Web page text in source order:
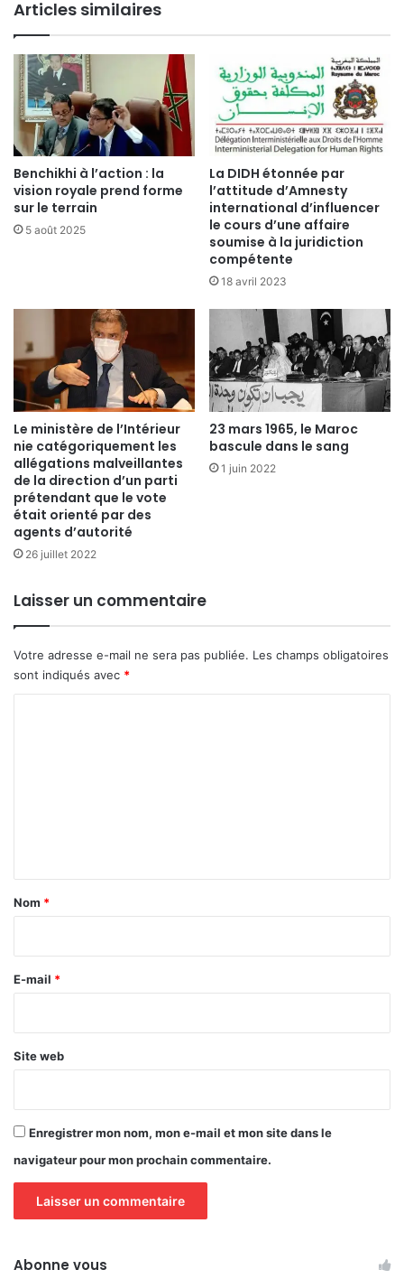
Articles similaires
Benchikhi à l’action : la
vision royale prend forme
sur le terrain
5 août 2025
La DIDH étonnée par
l’attitude d’Amnesty
international d’influencer
le cours d’une affaire
soumise à la juridiction
compétente
18 avril 2023
Le ministère de l’Intérieur
nie catégoriquement les
allégations malveillantes
de la direction d’un parti
prétendant que le vote
était orienté par des
agents d’autorité
26 juillet 2022
23 mars 1965, le Maroc
bascule dans le sang
1 juin 2022
Laisser un commentaire
Votre adresse e-mail ne sera pas publiée. Les champs obligatoires
sont indiqués avec *
a
e
Nom *
E-mail *
Site web
Enregistrer mon nom, mon e-mail et mon site dans le
navigateur pour mon prochain commentaire.
Abonne vous